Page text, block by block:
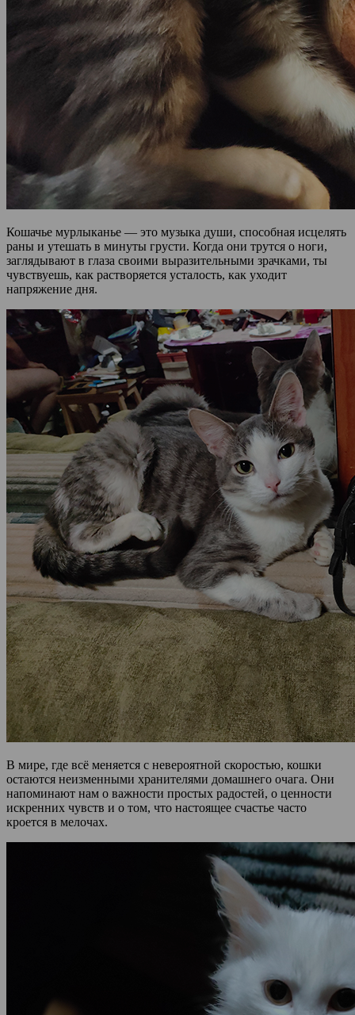
Кошачье мурлыканье — это музыка души, способная исцелять
раны и утешать в минуты грусти. Когда они трутся о ноги,
заглядывают в глаза своими выразительными зрачками, ты
чувствуешь, как растворяется усталость, как уходит
напряжение дня.
В мире, где всё меняется с невероятной скоростью, кошки
остаются неизменными хранителями домашнего очага. Они
напоминают нам о важности простых радостей, о ценности
искренних чувств и о том, что настоящее счастье часто
кроется в мелочах.